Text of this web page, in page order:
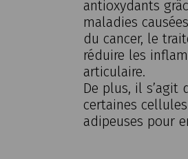
antioxydants
maladies
du cancer, le
réduire les
articulaire.
De plus, il s’agit
certaines
adipeuses pour